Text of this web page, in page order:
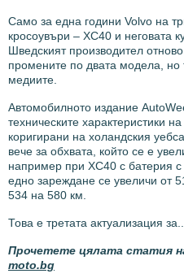
Само за една години Volvo на
кросоувъри – XC40 и неговата
Шведският производител
промените по двата модела, но
медиите.
Автомобилното издание
техническите характеристики
коригирани на холандския
вече за обхвата, който се е
например при XC40 с батерия с
едно зареждане се увеличи от
534 на 580 км.
Това е третата актуализация за...
Прочетете цялата статия
moto.bg